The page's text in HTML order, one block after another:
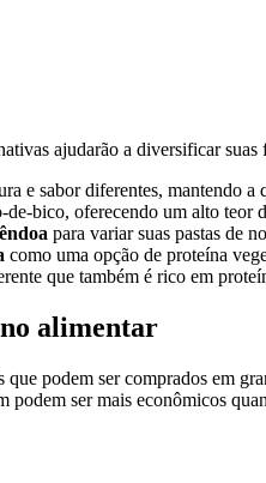
ajudarão a diversificar suas
e sabor diferentes, mantendo a
bico, oferecendo um alto teor
para variar suas pastas de
como uma opção de proteína
que também é rico em
alimentar
podem ser comprados em
ser mais econômicos